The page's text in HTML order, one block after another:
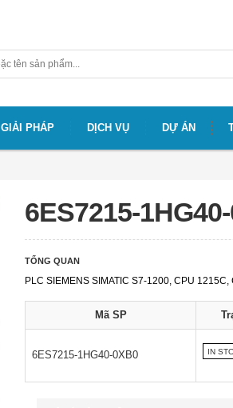
GIẢI PHÁP DỊCH VỤ DỰ ÁN
6ES7215-
TỔNG QUAN
PLC SIEMENS SIMATIC S7-1200, CPU
Mã SP
6ES7215-1HG40-0XB0 IN